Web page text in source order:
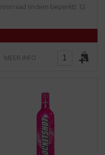
5
(indien beperkt): 12
MEER INFO